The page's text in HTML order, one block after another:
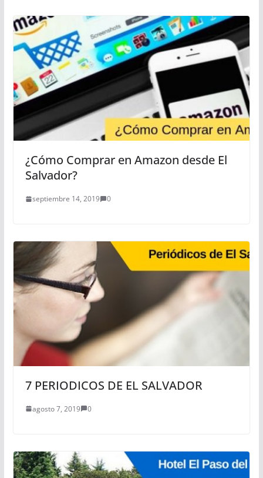
¿Cómo Comprar en Amazon desde El
Salvador?
septiembre 14, 2019 0
7 PERIODICOS DE EL SALVADOR
agosto 7, 2019 0